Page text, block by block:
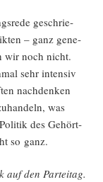
geschrie­
– ganz gene­
wir noch nicht.
sehr inten­siv
nach­den­ken
was
des Gehört­
so ganz.
auf den Parteitag.